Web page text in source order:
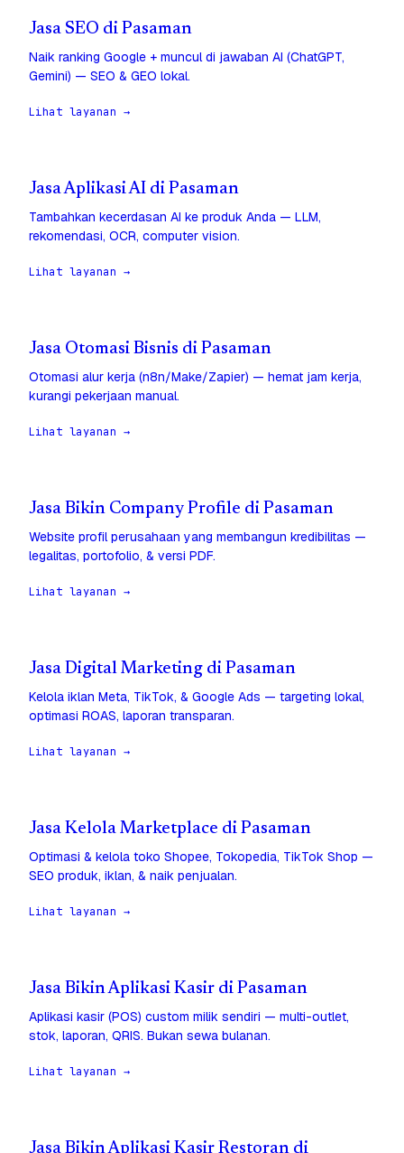
Jasa SEO di Pasaman
Naik ranking Google + muncul di jawaban AI (ChatGPT,
Gemini) — SEO & GEO lokal.
Lihat layanan →
Jasa Aplikasi AI di Pasaman
Tambahkan kecerdasan AI ke produk Anda — LLM,
rekomendasi, OCR, computer vision.
Lihat layanan →
Jasa Otomasi Bisnis di Pasaman
Otomasi alur kerja (n8n/Make/Zapier) — hemat jam kerja,
kurangi pekerjaan manual.
Lihat layanan →
Jasa Bikin Company Profile di Pasaman
Website profil perusahaan yang membangun kredibilitas —
legalitas, portofolio, & versi PDF.
Lihat layanan →
Jasa Digital Marketing di Pasaman
Kelola iklan Meta, TikTok, & Google Ads — targeting lokal,
optimasi ROAS, laporan transparan.
Lihat layanan →
Jasa Kelola Marketplace di Pasaman
Optimasi & kelola toko Shopee, Tokopedia, TikTok Shop —
SEO produk, iklan, & naik penjualan.
Lihat layanan →
Jasa Bikin Aplikasi Kasir di Pasaman
Aplikasi kasir (POS) custom milik sendiri — multi-outlet,
stok, laporan, QRIS. Bukan sewa bulanan.
Lihat layanan →
Jasa Bikin Aplikasi Kasir Restoran di